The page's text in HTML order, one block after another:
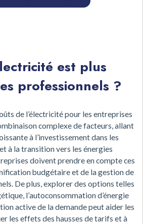
est plus
professionnels ?
de l’électricité pour les entreprises
complexe de facteurs, allant
à l’investissement dans les
à la transition vers les énergies
doivent prendre en compte ces
budgétaire et de la gestion de
De plus, explorer des options telles
l’autoconsommation d’énergie
active de la demande peut aider les
les effets des hausses de tarifs et à